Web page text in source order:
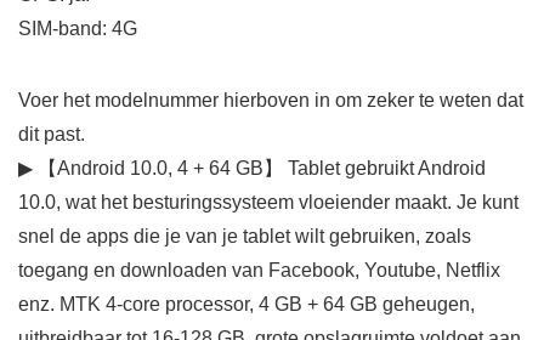
SIM-band: 4G
Voer het modelnummer hierboven in om zeker te weten dat
dit past.
▶ 【Android 10.0, 4 + 64 GB】 Tablet gebruikt Android
10.0, wat het besturingssysteem vloeiender maakt. Je kunt
snel de apps die je van je tablet wilt gebruiken, zoals
toegang en downloaden van Facebook, Youtube, Netflix
enz. MTK 4-core processor, 4 GB + 64 GB geheugen,